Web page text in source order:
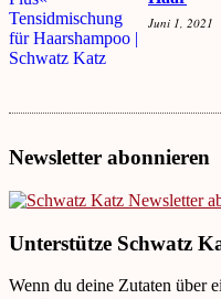
Juni 1, 2021
Newsletter abonnieren
Unterstütze Schwatz
Wenn du deine Zutaten über